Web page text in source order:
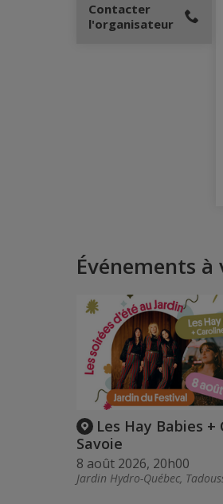
Contacter
l'organisateur
Événements à
Les Hay Babies +
Savoie
8 août 2026, 20h00
Jardin Hydro-Québec,